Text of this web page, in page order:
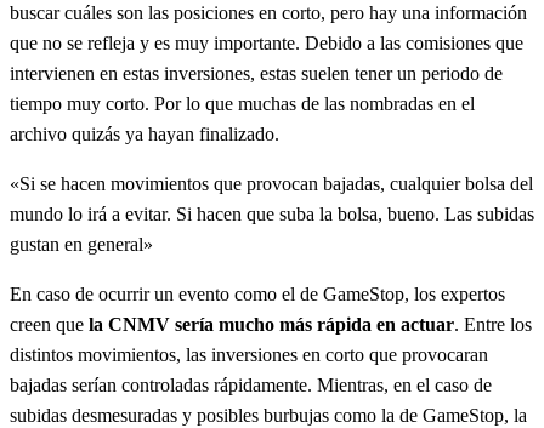
buscar cuáles son las posiciones en corto, pero hay una información
que no se refleja y es muy importante. Debido a las comisiones que
intervienen en estas inversiones, estas suelen tener un periodo de
tiempo muy corto. Por lo que muchas de las nombradas en el
archivo quizás ya hayan finalizado.
«Si se hacen movimientos que provocan bajadas, cualquier bolsa del
mundo lo irá a evitar. Si hacen que suba la bolsa, bueno. Las subidas
gustan en general»
En caso de ocurrir un evento como el de GameStop, los expertos
creen que la CNMV sería mucho más rápida en actuar. Entre los
distintos movimientos, las inversiones en corto que provocaran
bajadas serían controladas rápidamente. Mientras, en el caso de
subidas desmesuradas y posibles burbujas como la de GameStop, la